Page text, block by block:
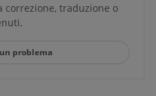
correzione, traduzione o
problema